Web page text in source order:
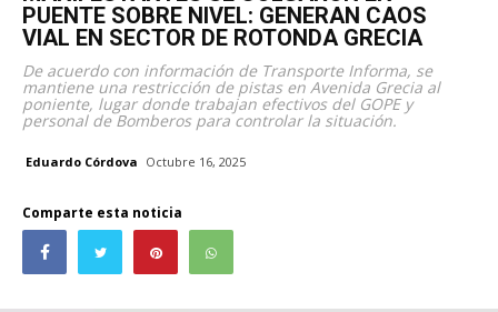
PUENTE SOBRE NIVEL: GENERAN CAOS
VIAL EN SECTOR DE ROTONDA GRECIA
De acuerdo con información de Transporte Informa, se
mantiene una restricción de pistas en Avenida Grecia al
poniente, lugar donde trabajan efectivos del GOPE y
personal de Bomberos para controlar la situación.
Eduardo Córdova Octubre 16, 2025
Comparte esta noticia